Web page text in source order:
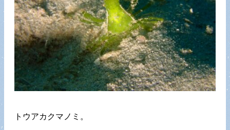
トウアカクマノミ。